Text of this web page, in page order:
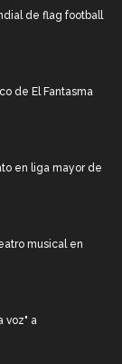
de flag football
de El Fantasma
en liga mayor de
musical en
voz" a